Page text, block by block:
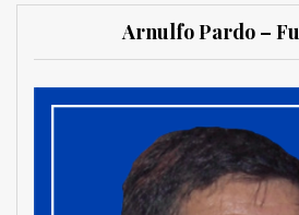
Arnulfo Pardo –